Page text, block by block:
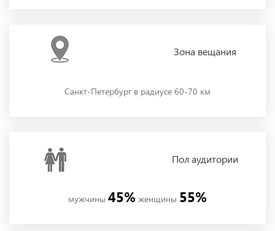
Зона вещания
Санкт-Петербург в радиусе 60-70 км
Полаудитории
мужчины 45% женщины 55%